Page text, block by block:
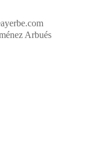
Arbués